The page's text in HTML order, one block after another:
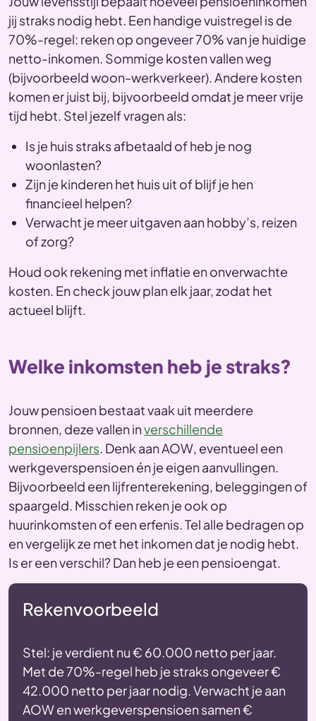
jij straks nodig hebt. Een handige vuistregel is de
70%-regel: reken op ongeveer 70% van je huidige
netto-inkomen. Sommige kosten vallen weg
(bijvoorbeeld woon-werkverkeer). Andere kosten
komen er juist bij, bijvoorbeeld omdat je meer vrije
tijd hebt. Stel jezelf vragen als:
Is je huis straks afbetaald of heb je nog
woonlasten?
Zijn je kinderen het huis uit of blijf je hen
financieel helpen?
Verwacht je meer uitgaven aan hobby’s, reizen
of zorg?
Houd ook rekening met inflatie en onverwachte
kosten. En check jouw plan elk jaar, zodat het
actueel blijft.
Welke inkomsten heb je straks?
Jouw pensioen bestaat vaak uit meerdere
bronnen, deze vallen inverschillende
pensioenpijlers. Denk aan AOW, eventueel een
werkgeverspensioen én je eigen aanvullingen.
Bijvoorbeeld een lijfrenterekening, beleggingen of
spaargeld. Misschien reken je ook op
huurinkomsten of een erfenis. Tel alle bedragen op
en vergelijk ze met het inkomen dat je nodig hebt.
Is er een verschil? Dan heb je een pensioengat.
Rekenvoorbeeld
Stel: je verdient nu € 60.000 netto per jaar.
Met de 70%-regel heb je straks ongeveer €
42.000 netto per jaar nodig. Verwacht je aan
AOW en werkgeverspensioen samen €